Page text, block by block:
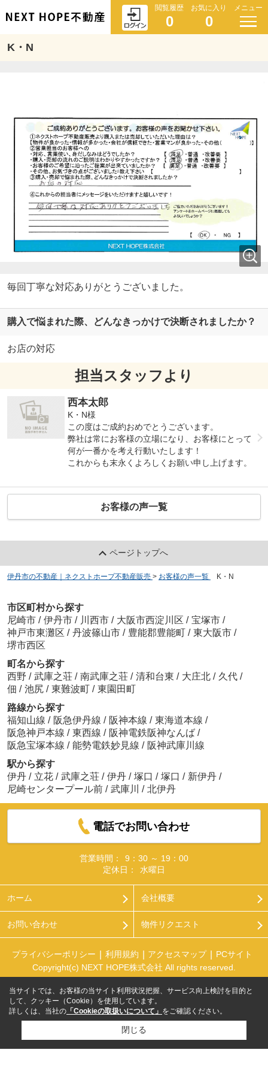
閲覧履歴
0
お気に入り
0
メニュー
K・N
毎回丁寧な対応ありがとうございました。
購入で悩まれた際、どんなきっかけで決断されましたか？
お店の対応
担当スタッフより
西本太郎
K・N様
この度はご成約おめでとうございます。
弊社は常にお客様の立場になり、お客様にとって
何が一番かを考え行動いたします！
これからも末永くよろしくお願い申し上げます。
お客様の声一覧
ページトップへ
伊丹市の不動産｜ネクストホープ不動産販売 > お客様の声一覧 K・N
市区町村から探す
尼崎市 / 伊丹市 / 川西市 / 大阪市西淀川区 / 宝塚市 /
神戸市東灘区 / 丹波篠山市 / 豊能郡豊能町 / 東大阪市 /
堺市西区
町名から探す
西野 / 武庫之荘 / 南武庫之荘 / 清和台東 / 大庄北 / 久代 /
佃 / 池尻 / 東難波町 / 東園田町
路線から探す
福知山線 / 阪急伊丹線 / 阪神本線 / 東海道本線 /
阪急神戸本線 / 東西線 / 阪神電鉄阪神なんば /
阪急宝塚本線 / 能勢電鉄妙見線 / 阪神武庫川線
駅から探す
伊丹 / 立花 / 武庫之荘 / 伊丹 / 塚口 / 塚口 / 新伊丹 /
尼崎センタープール前 / 武庫川 / 北伊丹
電話でお問い合わせ
営業時間：
9：30 ～ 19：00
定休日：
水曜日
ホーム 会社概要
お問い合わせ 物件リクエスト
プライバシーポリシー 利用規約 アクセスマップ
PCサイト
Copyright(c) NEXT HOPE株式会社 All rights reserved.
当サイトでは、お客様の当サイト利用状況把握、サービス向上検討を目的と
して、クッキー（Cookie）を使用しています。
詳しくは、当社の 「Cookieの取扱いについて」 をご確認ください。
閉じる